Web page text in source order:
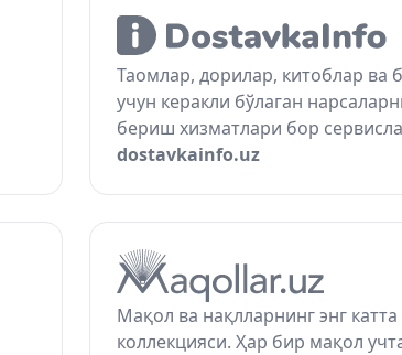
Таомлар, дорилар, китоблар ва
учун керакли бўлаган
бериш хизматлари бор
dostavkainfo.uz
Мақол ва нақлларнинг энг катта
коллекцияси. Ҳар бир мақол